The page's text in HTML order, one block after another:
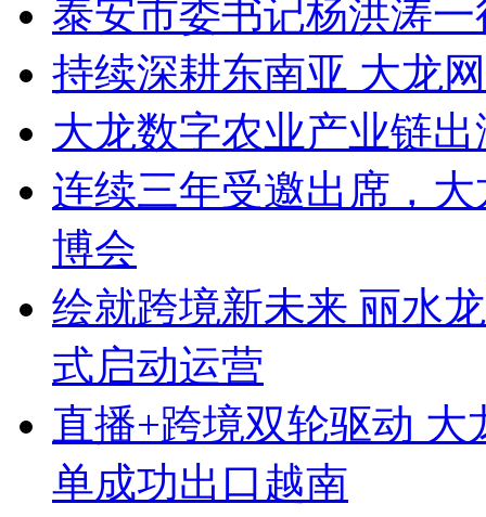
泰安市委书记杨洪涛
持续深耕东南亚 大龙
大龙数字农业产业链
连续三年受邀出席，
博会
绘就跨境新未来 丽水
式启动运营
直播+跨境双轮驱动
单成功出口越南